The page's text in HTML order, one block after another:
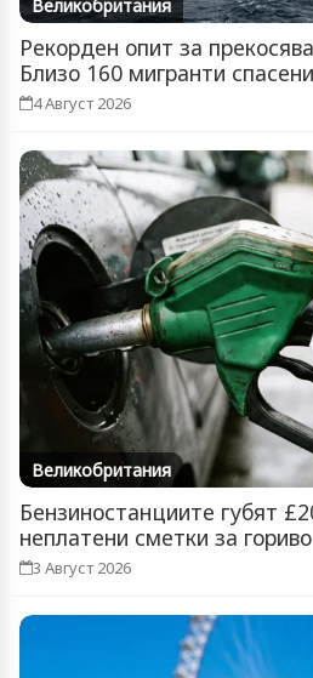
Великобритания
Рекорден опит за
Близо 160 мигранти
4 Август 2026
Великобритания
Бензиностанциите губят
неплатени сметки за гориво
3 Август 2026